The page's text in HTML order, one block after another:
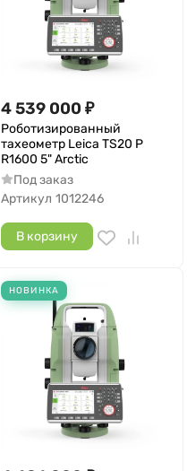
4 539 000 ₽
Роботизированный
тахеометр Leica TS20 P
R1600 5" Arctic
Под заказ
Артикул 1012246
В корзину
НОВИНКА